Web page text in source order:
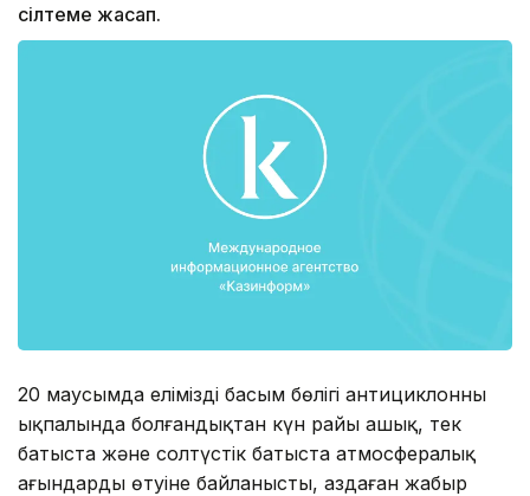
сілтеме жасап.
20 маусымда еліміздің басым бөлігі антициклонның
ықпалында болғандықтан күн райы ашық, тек
батыста және солтүстік батыста атмосфералық
ағындардың өтуіне байланысты, аздаған жаңбыр